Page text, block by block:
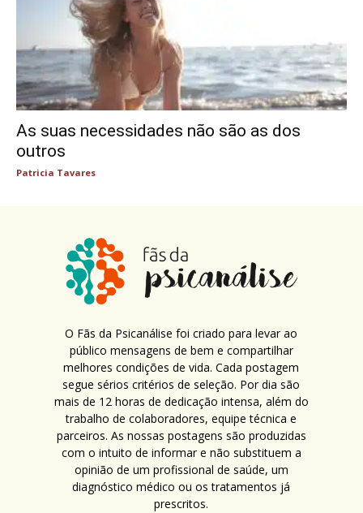
As suas necessidades não são as dos
outros
Patricia Tavares
O Fãs da Psicanálise foi criado para levar ao
público mensagens de bem e compartilhar
melhores condições de vida. Cada postagem
segue sérios critérios de seleção. Por dia são
mais de 12 horas de dedicação intensa, além do
trabalho de colaboradores, equipe técnica e
parceiros. As nossas postagens são produzidas
com o intuito de informar e não substituem a
opinião de um profissional de saúde, um
diagnóstico médico ou os tratamentos já
prescritos.